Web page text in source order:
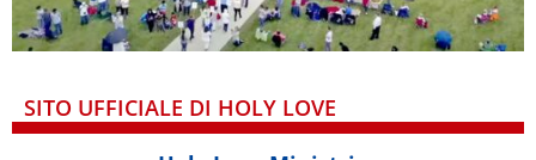
SITO UFFICIALE DI HOLY LOVE